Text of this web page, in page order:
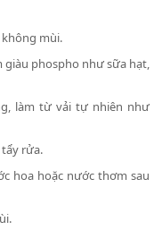
không mùi.
giàu phospho như sữa hạt,
làm từ vải tự nhiên như
tẩy rửa.
hoa hoặc nước thơm sau